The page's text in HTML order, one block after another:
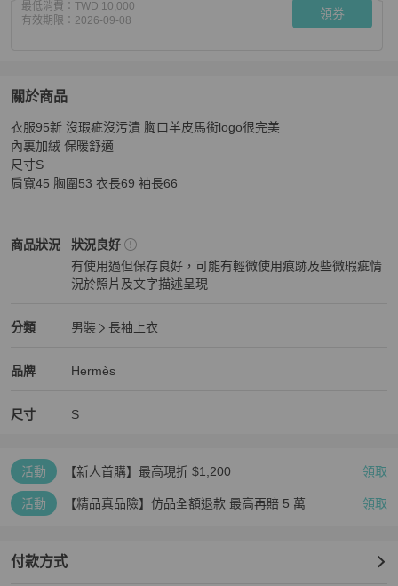
最低消費： TWD 10,000
有效期限： 2026-09-08 領券
關於商品
關於Hermes 愛馬仕 新款 運動膠囊系列 95新 S灰色馬銜拼皮
衣服95新 沒瑕疵沒污漬 胸口羊皮馬銜logo很完美
內裏加絨 保暖舒適
尺寸S
肩寬45 胸圍53 衣長69 袖長66
商品狀況
Hermès男裝商品狀態與細節
狀況良好
有使用過但保存良好，可能有輕微使用痕跡及些微瑕疵情
況於照片及文字描述呈現
分類
Hermès 男裝分類資訊
男裝
長袖上衣
品牌
Hermès 精品男裝品牌介紹
Hermès
Hermès 推薦清單
尺寸 S
活動 【新人首購】最高現折 $1,200 領取
活動 【精品真品險】仿品全額退款 最高再賠 5 萬 領取
付款方式